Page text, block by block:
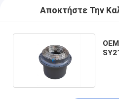
Αποκτήστε Την